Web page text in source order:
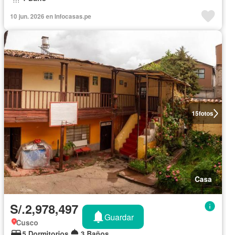
10 jun. 2026 en Infocasas.pe
15fotos
Casa
S/.2,978,497
Cusco
Guardar